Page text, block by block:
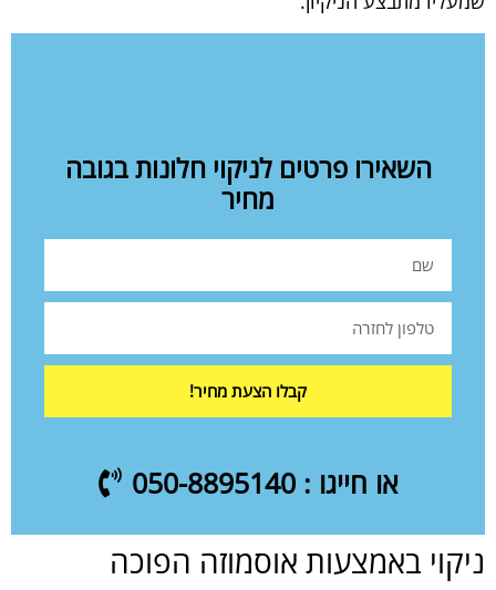
השאירו פרטים לניקוי חלונות בגובה
מחיר
קבלו הצעת מחיר!
או חייגו : 050-8895140
ניקוי באמצעות אוסמוזה הפוכה